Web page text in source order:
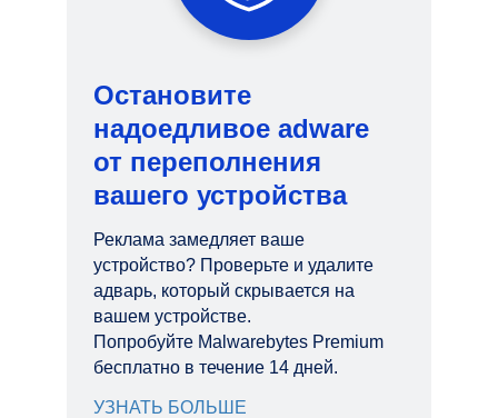
Остановите
надоедливое adware
от переполнения
вашего устройства
Реклама замедляет ваше
устройство? Проверьте и удалите
адварь, который скрывается на
вашем устройстве.
Попробуйте Malwarebytes Premium
бесплатно в течение 14 дней.
УЗНАТЬ БОЛЬШЕ